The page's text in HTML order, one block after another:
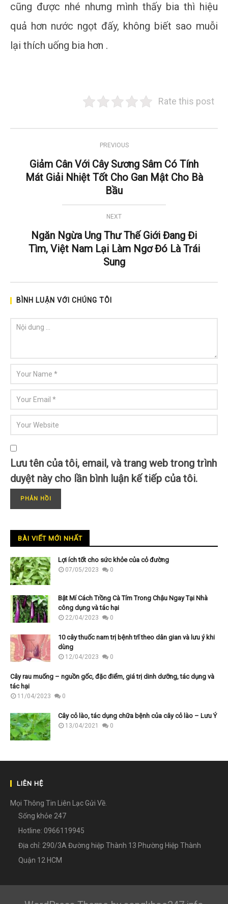
cũng được nhé nhưng mình thấy bia thì hiệu
quả hơn nước ngọt đấy, không biết sao muỗi
lại thích uống bia hơn .
Rate this post
PREVIOUS
Giảm Cân Với Cây Sương Sâm Có Tính
Mát Giải Nhiệt Tốt Cho Gan Mật Cho Bà
Bầu
NEXT
Ngăn Ngừa Ung Thư Thế Giới Đang Đi
Tìm, Việt Nam Lại Làm Ngơ Đó Là Trái
Sung
BÌNH LUẬN VỚI CHÚNG TÔI
Lưu tên của tôi, email, và trang web trong trình
duyệt này cho lần bình luận kế tiếp của tôi.
BÀI VIẾT MỚI NHẤT
Lợi ích tốt cho sức khỏe của cỏ đường
07/05/2023 0
Bật Mí Cách Trồng Cà Tím Trong Chậu Ngay Tại Nhà
công dụng và tác hại
22/04/2023 0
10 cây thuốc nam trị bệnh trĩ theo dân gian và lưu ý khi
dùng
12/04/2023 0
Cây rau muống – nguồn gốc, đặc điểm, giá trị dinh dưỡng, tác dụng và
tác hại
11/04/2023 0
Cây cỏ lào, tác dụng chữa bệnh của cây cỏ lào – Lưu Ý
13/04/2021 0
LIÊN HỆ
Mọi Thông Tin Liên Lạc Gửi Về.
Sống khỏe 247
Hotline: 0966119945
Địa chỉ: 290/3A Đường hiệp Thành 13 Phường Hiệp Thành
Quận 12 HCM